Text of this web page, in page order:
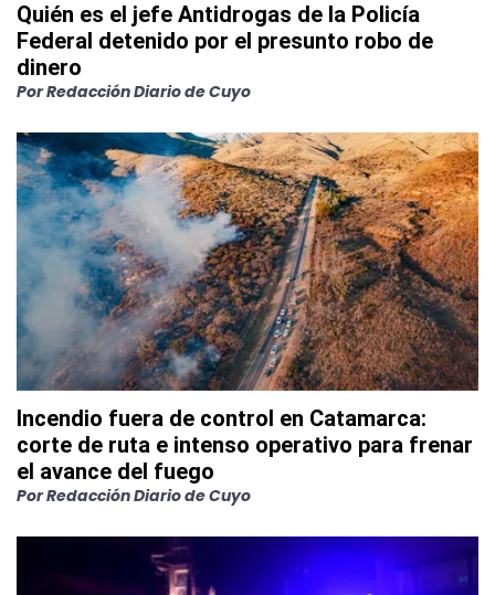
Quién es el jefe Antidrogas de la Policía
Federal detenido por el presunto robo de
dinero
PorRedacción Diario de Cuyo
Incendio fuera de control en Catamarca:
corte de ruta e intenso operativo para frenar
el avance del fuego
PorRedacción Diario de Cuyo